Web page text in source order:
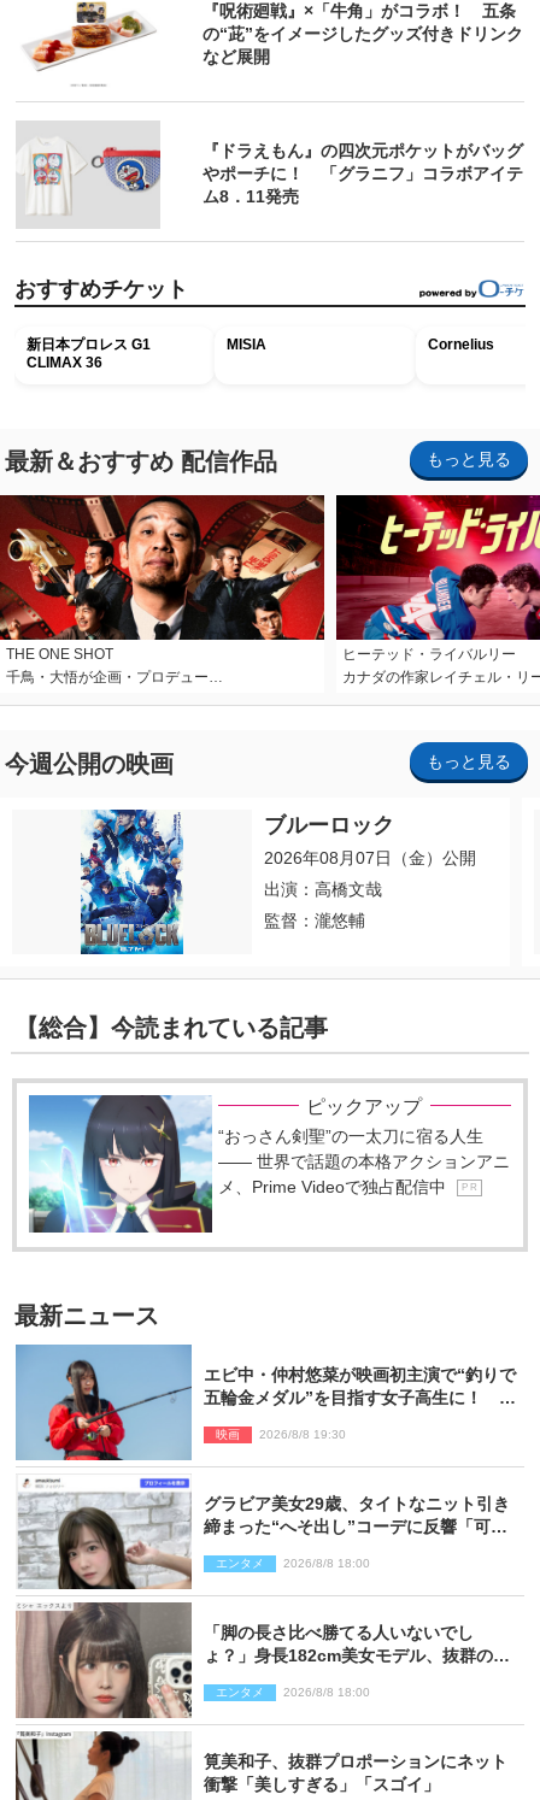
『呪術廻戦』×「牛角」がコラボ！ 五条
の“茈”をイメージしたグッズ付きドリンク
など展開
『ドラえもん』の四次元ポケットがバッグ
やポーチに！ 「グラニフ」コラボアイテ
ム8．11発売
おすすめチケット
新日本プロレス G1
CLIMAX 36
MISIA Cornelius
最新＆おすすめ 配信作品 もっと見る
THE ONE SHOT
千鳥・大悟が企画・プロデュー…
ヒーテッド・ライバルリー
カナダの作家レイチェル・リ
今週公開の映画 もっと見る
ブルーロック
2026年08月07日（金）公開
出演：高橋文哉
監督：瀧悠輔
【総合】今読まれている記事
ピックアップ
“おっさん剣聖”の一太刀に宿る人生
―― 世界で話題の本格アクションアニ
メ、Prime Videoで独占配信中
P R
最新ニュース
エビ中・仲村悠菜が映画初主演で“釣りで
五輪金メダル”を目指す女子高生に！ 映
映画 2026/8/8 19:30
グラビア美女29歳、タイトなニット引き
締まった“へそ出し”コーデに反響「可愛
エンタメ 2026/8/8 18:00
「脚の長さ比べ勝てる人いないでし
ょ？」身長182cm美女モデル、抜群のプ
エンタメ 2026/8/8 18:00
筧美和子、抜群プロポーションにネット
衝撃「美しすぎる」「スゴイ」